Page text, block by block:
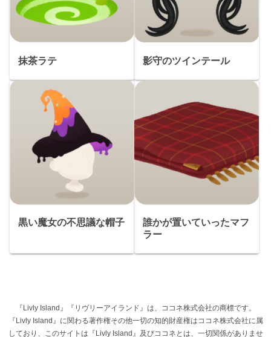
抹茶ラテ 影守のツインテール
黒い魔女の不思議な帽子
誰かが置いていったマフ
ラー
『Livly Island』『リヴリーアイランド』は、ココネ株式会社の商標です。
『Livly Island』に関わる著作権その他一切の知的財産権はココネ株式会社に属
しており、このサイトは『Livly Island』及びココネとは、一切関係がありませ